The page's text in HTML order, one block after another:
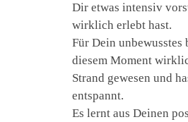
Dir etwas intensiv
wirklich erlebt hast.
Für Dein unbewusstes
diesem Moment
Strand gewesen und
entspannt.
Es lernt aus Deinen